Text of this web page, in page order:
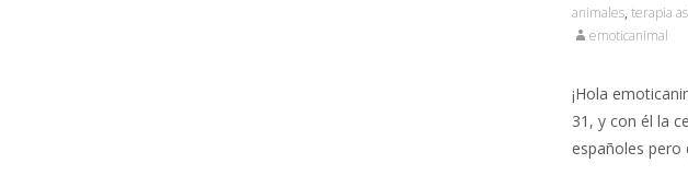
animales, terapia
emoticanimal
¡Hola
31, y con él la
españoles pero